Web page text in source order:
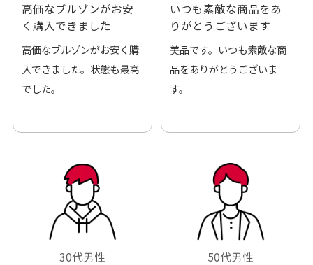
高価なブルゾンがお安
く購入できました
高価なブルゾンがお安く購
入できました。状態も最高
でした。
いつも素敵な商品をあ
りがとうございます
美品です。いつも素敵な商
品をありがとうございま
す。
30代男性 50代男性